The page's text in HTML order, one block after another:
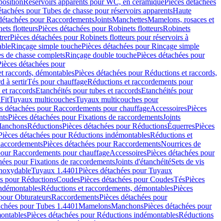
Réservoirs apparents pour WC, en céramiquePièces détachées
pour Tubes de chasse pour réservoirs apparentsHaute
pour RaccordementsJointsManchettesMamelons, rosaces et
flotteursPièces détachées pour Robinets flotteursRobinets
Pièces détachées pour Robinets flotteurs pour réservoirs à
Rinçage simple touchePièces détachées pour Rinçage simple
de chasse completsRinçage double touchePièces détachées pour
détachées pour
raccords, démontablesPièces détachées pour Réductions et raccords,
à sertirTés pour chauffageRéductions et raccordements pour
raccordsEtanchéités pour tubes et raccordsEtanchéités pour
Tuyaux multicouchesTuyaux multicouches pour
détachées pour Raccordements pour chauffageAccessoiresPièces
Pièces détachées pour Fixations de raccordementsJoints
RéductionsPièces détachées pour RéductionsÉquerresPièces
détachées pour Réductions indémontablesRéductions et
Pièces détachées pour RaccordementsNourrices de
Raccordements pour chauffageAccessoiresPièces détachées pour
pour Fixations de raccordementsJoints d'étanchéitéSets de vis
Tuyaux 1.4401Pièces détachées pour Tuyaux
pour RéductionsCoudesPièces détachées pour CoudesTésPièces
Réductions et raccordements, démontablesPièces
ObturateursRaccordementsPièces détachées pour
pour Tubes 1.4401MamelonsManchonsPièces détachées pour
Pièces détachées pour Réductions indémontablesRéductions